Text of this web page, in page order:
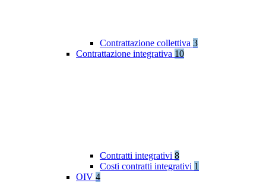
Contrattazione collettiva 3
Contrattazione integrativa 10
Contratti integrativi 8
Costi contratti integrativi 1
OIV 4